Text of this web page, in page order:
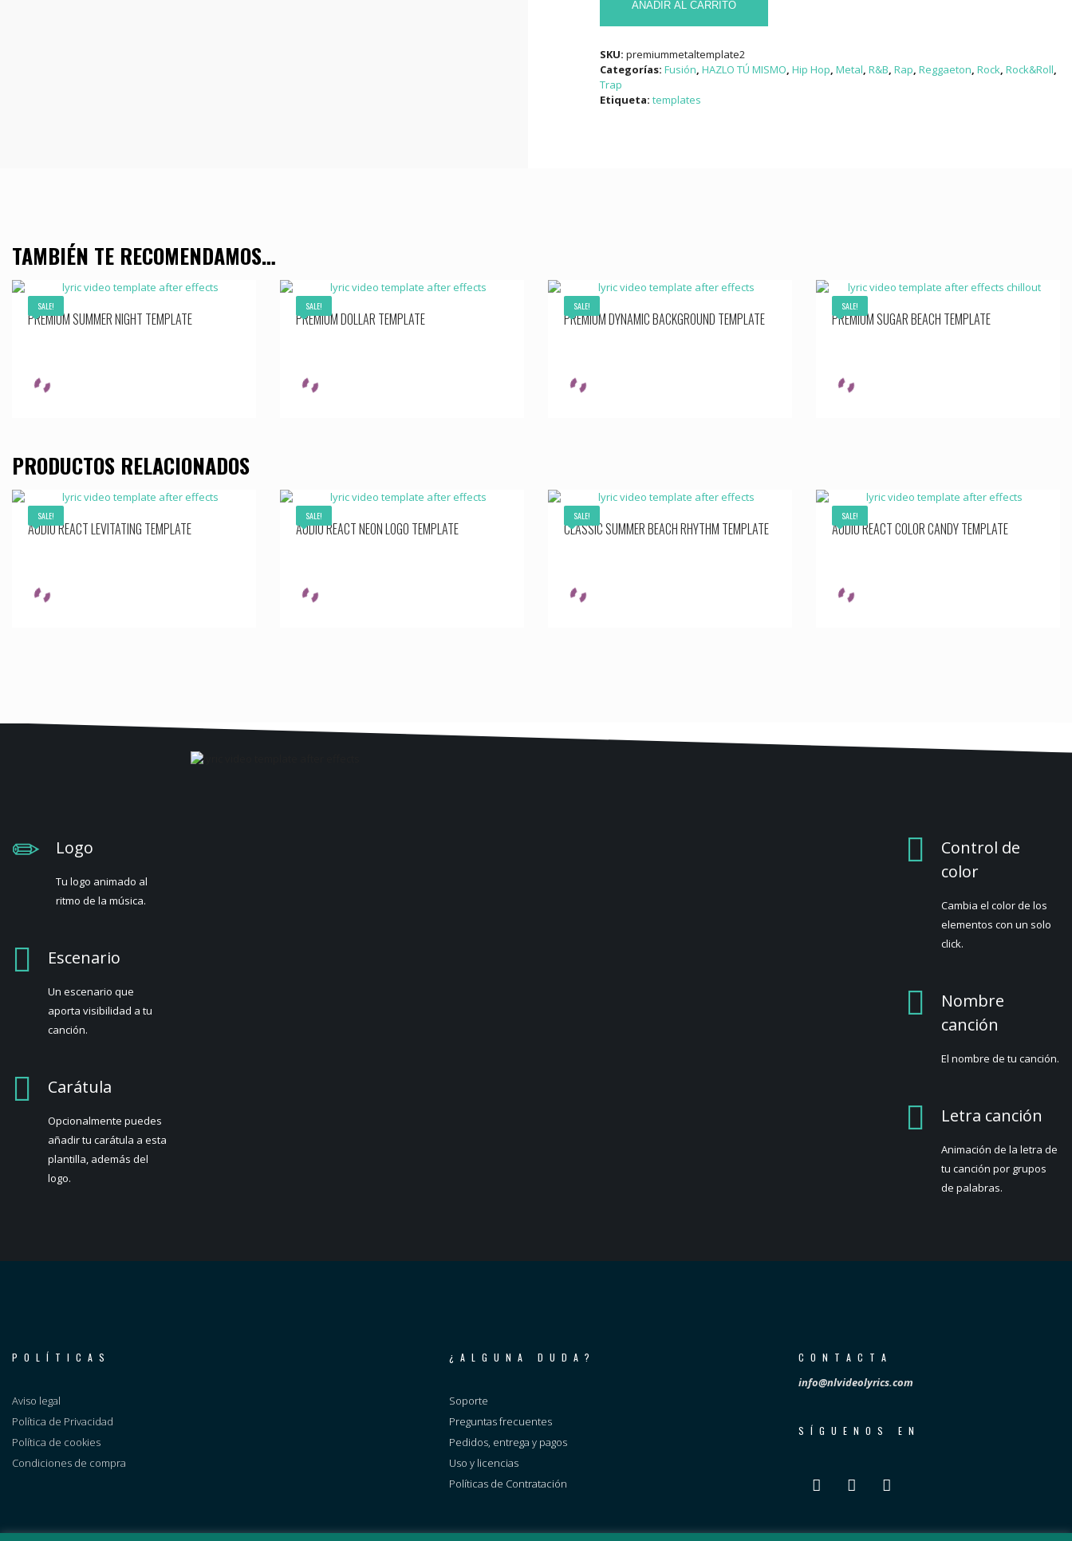
EXTREME
cantidad
AÑADIR AL CARRITO
SKU: premiummetaltemplate2
Categorías: Fusión, HAZLO TÚ MISMO, Hip Hop, Metal, R&B, Rap, Reggaeton, Rock, Rock&Roll,
Trap
Etiqueta: templates
TAMBIÉN TE RECOMENDAMOS…
SALE!
PREMIUM SUMMER NIGHT TEMPLATE
SALE!
PREMIUM DOLLAR TEMPLATE
SALE!
PREMIUM DYNAMIC BACKGROUND TEMPLATE
SALE!
PREMIUM SUGAR BEACH TEMPLATE
PRODUCTOS RELACIONADOS
SALE!
AUDIO REACT LEVITATING TEMPLATE
SALE!
AUDIO REACT NEON LOGO TEMPLATE
SALE!
CLASSIC SUMMER BEACH RHYTHM TEMPLATE
SALE!
AUDIO REACT COLOR CANDY TEMPLATE
Logo
Tu logo animado al
ritmo de la música.
Escenario
Un escenario que
aporta visibilidad a tu
canción.
Carátula
Opcionalmente puedes
añadir tu carátula a esta
plantilla, además del
logo.
Control de
color
Cambia el color de los
elementos con un solo
click.
Nombre
canción
El nombre de tu canción.
Letra canción
Animación de la letra de
tu canción por grupos
de palabras.
POLÍTICAS
Aviso legal
Política de Privacidad
Política de cookies
Condiciones de compra
¿ALGUNA DUDA?
Soporte
Preguntas frecuentes
Pedidos, entrega y pagos
Uso y licencias
Políticas de Contratación
CONTACTA
info@nlvideolyrics.com
SÍGUENOS EN